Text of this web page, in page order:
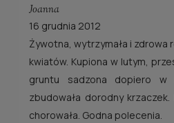
Joanna
16 grudnia 2012
Żywotna, wytrzymała i zdrowa
kwiatów. Kupiona w lutym,
gruntu sadzona dopiero
zbudowała dorodny
chorowała. Godna polecenia.